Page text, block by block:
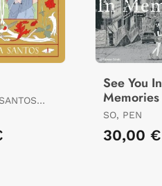
See You In
Memories
SO, PEN
30,00 €